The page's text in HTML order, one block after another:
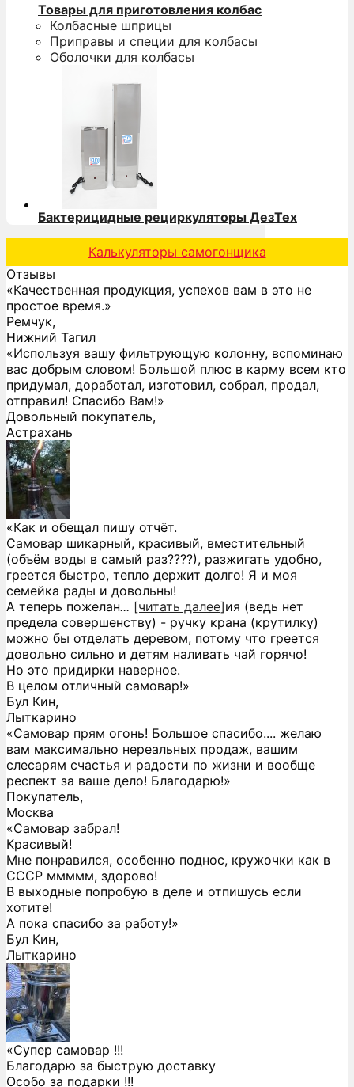
Товары для приготовления колбас
Колбасные шприцы
Приправы и специи для колбасы
Оболочки для колбасы
Бактерицидные рециркуляторы ДезТех
Калькуляторы самогонщика
Отзывы
«Качественная продукция, успехов вам в это не
простое время.»
Ремчук,
Нижний Тагил
«Используя вашу фильтрующую колонну, вспоминаю
вас добрым словом! Большой плюс в карму всем кто
придумал, доработал, изготовил, собрал, продал,
отправил! Спасибо Вам!»
Довольный покупатель,
Астрахань
«Как и обещал пишу отчёт.
Самовар шикарный, красивый, вместительный
(объём воды в самый раз????), разжигать удобно,
греется быстро, тепло держит долго! Я и моя
семейка рады и довольны!
А теперь пожелан... [читать далее]ия (ведь нет
предела совершенству) - ручку крана (крутилку)
можно бы отделать деревом, потому что греется
довольно сильно и детям наливать чай горячо!
Но это придирки наверное.
В целом отличный самовар!»
Бул Кин,
Лыткарино
«Самовар прям огонь! Большое спасибо.... желаю
вам максимально нереальных продаж, вашим
слесарям счастья и радости по жизни и вообще
респект за ваше дело! Благодарю!»
Покупатель,
Москва
«Самовар забрал!
Красивый!
Мне понравился, особенно поднос, кружочки как в
СССР ммммм, здорово!
В выходные попробую в деле и отпишусь если
хотите!
А пока спасибо за работу!»
Бул Кин,
Лыткарино
«Супер самовар !!!
Благодарю за быструю доставку
Особо за подарки !!!